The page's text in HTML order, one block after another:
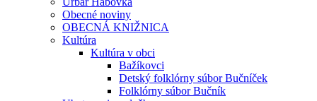
Obecné noviny
OBECNÁ KNIŽNICA
Kultúra
Kultúra v obci
Bažíkovci
Detský folklórny súbor Bučníček
Folklórny súbor Bučník